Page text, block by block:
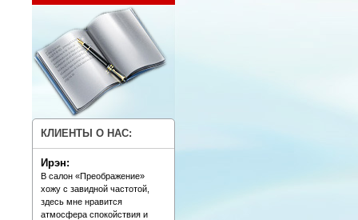
КЛИЕНТЫ О НАС:
Ирэн:
В салон «Преображение»
хожу с завидной частотой,
здесь мне нравится
атмосфера спокойствия и